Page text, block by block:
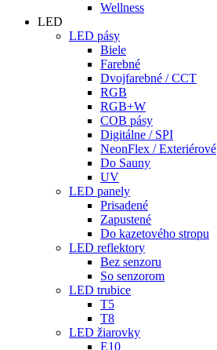
Wellness
LED
LED pásy
Biele
Farebné
Dvojfarebné / CCT
RGB
RGB+W
COB pásy
Digitálne / SPI
NeonFlex / Exteriérové
Do Sauny
UV
LED panely
Prisadené
Zapustené
Do kazetového stropu
LED reflektory
Bez senzoru
So senzorom
LED trubice
T5
T8
LED žiarovky
E10